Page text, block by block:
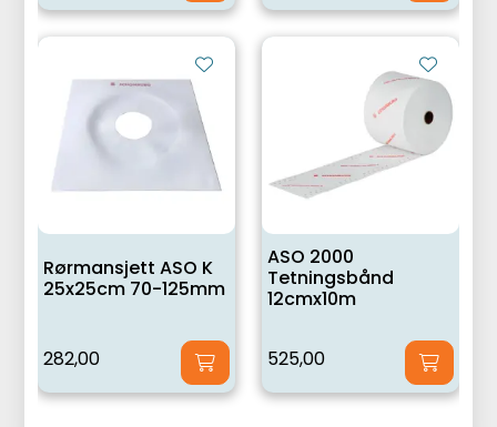
Rørmansjett ASO K
25x25cm 70-125mm
282,00
ASO 2000
Tetningsbånd
12cmx10m
525,00